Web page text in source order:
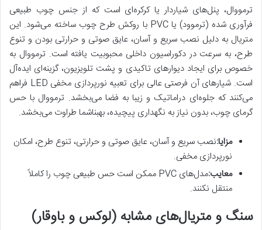
ترمووال، پنل‌های شیاردار یا کرکره‌ای است که از جنس چوب طبیعی
فرآوری شده (ترموود) یا PVC با روکش طرح چوب ساخته می‌شود. این
متریال به دلیل نصب سریع و آسان، عایق صوتی و حرارتی بودن و تنوع
طرح، به سرعت در دکوراسیون داخلی محبوبیت یافته است. ترمووال به
خصوص برای ایجاد دیوارهای تاکیدی و پشت تلویزیون، گزینه‌ای ایده‌آل
است. شیارهای آن فرصتی عالی برای تعبیه نورپردازی مخفی LED فراهم
می‌کنند که جلوه‌ای دراماتیک و زیبا به فضا می‌بخشد. ترمووال با حس
گرمای چوب، بدون نیاز به نگهداری پیچیده، بهبناشما طراوت می‌بخشد.
مزایا:نصب سریع و آسان، عایق صوتی و حرارتی، تنوع طرح، امکان
نورپردازی مخفی.
معایب:
مدل‌های PVC ممکن است حس طبیعی چوب را کاملاً
منتقل نکنند.
سنگ و متریال‌های مشابه (لوکس و باوقار)